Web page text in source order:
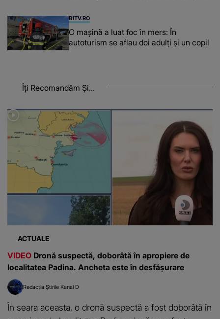
B1TV.RO
O maşină a luat foc în mers: În
autoturism se aflau doi adulți și un copil
Îți Recomandăm Și...
ACTUALE
VIDEO Dronă suspectă, doborâtă în apropiere de
localitatea Padina. Ancheta este în desfășurare
Redacția Știrile Kanal D
În seara aceasta, o dronă suspectă a fost doborâtă în